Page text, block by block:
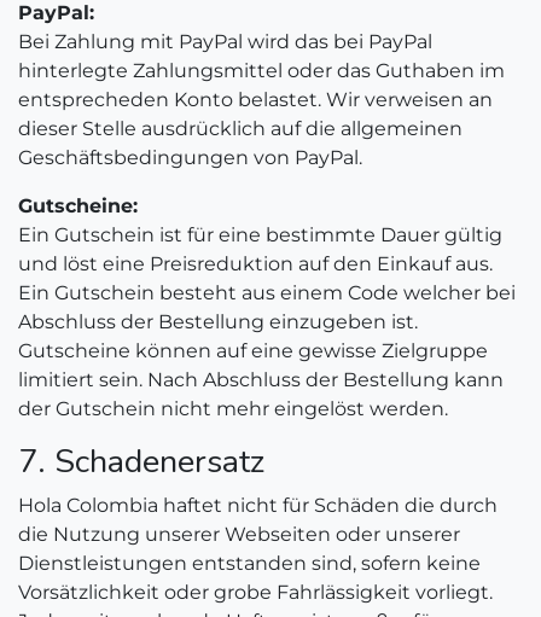
PayPal:
Bei Zahlung mit PayPal wird das bei PayPal
hinterlegte Zahlungsmittel oder das Guthaben im
entsprecheden Konto belastet. Wir verweisen an
dieser Stelle ausdrücklich auf die allgemeinen
Geschäftsbedingungen von PayPal. ​
Gutscheine:
Ein Gutschein ist für eine bestimmte Dauer gültig
und löst eine Preisreduktion auf den Einkauf aus.
Ein Gutschein besteht aus einem Code welcher bei
Abschluss der Bestellung einzugeben ist.
Gutscheine können auf eine gewisse Zielgruppe
limitiert sein. Nach Abschluss der Bestellung kann
der Gutschein nicht mehr eingelöst werden. ​
7. Schadenersatz
Hola Colombia haftet nicht für Schäden die durch
die Nutzung unserer Webseiten oder unserer
Dienstleistungen entstanden sind, sofern keine
Vorsätzlichkeit oder grobe Fahrlässigkeit vorliegt.